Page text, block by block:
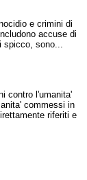
e crimini di
accuse di
sono...
contro l'umanita'
commessi in
riferiti e